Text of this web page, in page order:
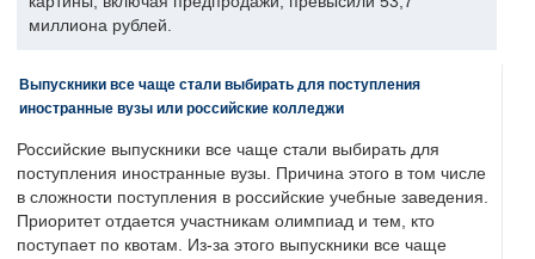
миллиона рублей.
Выпускники все чаще стали выбирать для поступления
иностранные вузы или российские колледжи
Российские выпускники все чаще стали выбирать для
поступления иностранные вузы. Причина этого в том числе
в сложности поступления в российские учебные заведения.
Приоритет отдается участникам олимпиад и тем, кто
поступает по квотам. Из-за этого выпускники все чаще